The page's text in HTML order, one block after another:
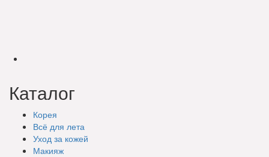
Каталог
Корея
Всё для лета
Уход за кожей
Макияж